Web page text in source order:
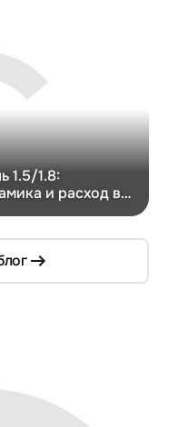
1.5/1.8:
и расход в